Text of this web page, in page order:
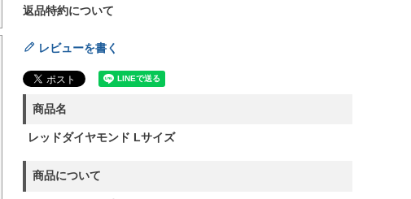
返品特約について
レビューを書く
商品名
レッドダイヤモンド Lサイズ
商品について